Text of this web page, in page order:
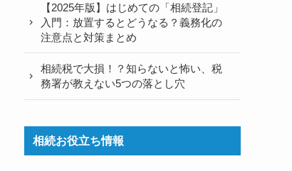
【2025年版】はじめての「相続登記」
入門：放置するとどうなる？義務化の
注意点と対策まとめ
相続税で大損！？知らないと怖い、税
務署が教えない5つの落とし穴
相続お役立ち情報